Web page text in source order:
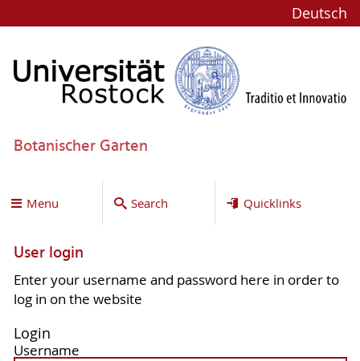
Deutsch
Botanischer Garten
Menu Search Quicklinks
User login
Enter your username and password here in order to
log in on the website
Login
Username